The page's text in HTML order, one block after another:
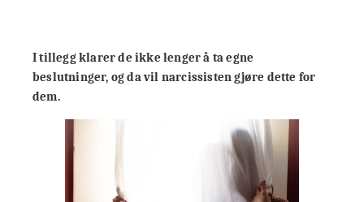
I tillegg klarer de ikke lenger å ta egne
beslutninger, og da vil narcissisten gjøre dette for
dem.